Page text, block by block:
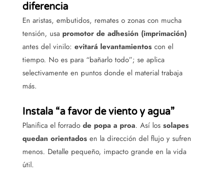
diferencia
En aristas, embutidos, remates o zonas con mucha
tensión, usa promotor de adhesión (imprimación)
antes del vinilo: evitará levantamientos con el
tiempo. No es para “bañarlo todo”; se aplica
selectivamente en puntos donde el material trabaja
más.
Instala “a favor de viento y agua”
Planifica el forrado de popa a proa. Así los solapes
quedan orientados en la dirección del flujo y sufren
menos. Detalle pequeño, impacto grande en la vida
útil.